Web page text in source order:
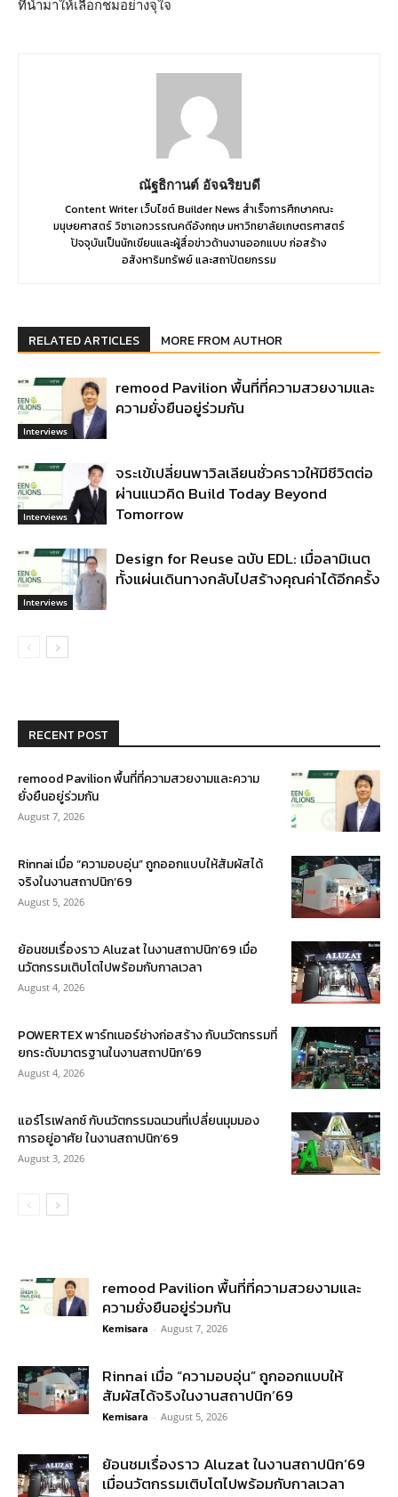
ที่นำมาให้เลือกชมอย่างจุใจ
ณัฐธิกานต์ อัจฉริยบดี
Content Writer เว็บไซต์ Builder News สำเร็จการศึกษาคณะ
มนุษยศาสตร์ วิชาเอกวรรณคดีอังกฤษ มหาวิทยาลัยเกษตรศาสตร์
ปัจจุบันเป็นนักเขียนและผู้สื่อข่าวด้านงานออกแบบ ก่อสร้าง
อสังหาริมทรัพย์ และสถาปัตยกรรม
RELATED ARTICLES MORE FROM AUTHOR
Interviews
remood Pavilion พื้นที่ที่ความสวยงามและ
ความยั่งยืนอยู่ร่วมกัน
Interviews
จระเข้เปลี่ยนพาวิลเลียนชั่วคราวให้มีชีวิตต่อ
ผ่านแนวคิด Build Today Beyond
Tomorrow
Interviews
Design for Reuse ฉบับ EDL: เมื่อลามิเนต
ทั้งแผ่นเดินทางกลับไปสร้างคุณค่าได้อีกครั้ง
RECENT POST
remood Pavilion พื้นที่ที่ความสวยงามและความ
ยั่งยืนอยู่ร่วมกัน
August 7, 2026
Rinnai เมื่อ “ความอบอุ่น” ถูกออกแบบให้สัมผัสได้
จริงในงานสถาปนิก’69
August 5, 2026
ย้อนชมเรื่องราว Aluzat ในงานสถาปนิก’69 เมื่อ
นวัตกรรมเติบโตไปพร้อมกับกาลเวลา
August 4, 2026
POWERTEX พาร์ทเนอร์ช่างก่อสร้าง กับนวัตกรรมที่
ยกระดับมาตรฐานในงานสถาปนิก’69
August 4, 2026
แอร์โรเฟลกซ์ กับนวัตกรรมฉนวนที่เปลี่ยนมุมมอง
การอยู่อาศัย ในงานสถาปนิก’69
August 3, 2026
remood Pavilion พื้นที่ที่ความสวยงามและ
ความยั่งยืนอยู่ร่วมกัน
Kemisara - August 7, 2026
Rinnai เมื่อ “ความอบอุ่น” ถูกออกแบบให้
สัมผัสได้จริงในงานสถาปนิก’69
Kemisara - August 5, 2026
ย้อนชมเรื่องราว Aluzat ในงานสถาปนิก’69
เมื่อนวัตกรรมเติบโตไปพร้อมกับกาลเวลา